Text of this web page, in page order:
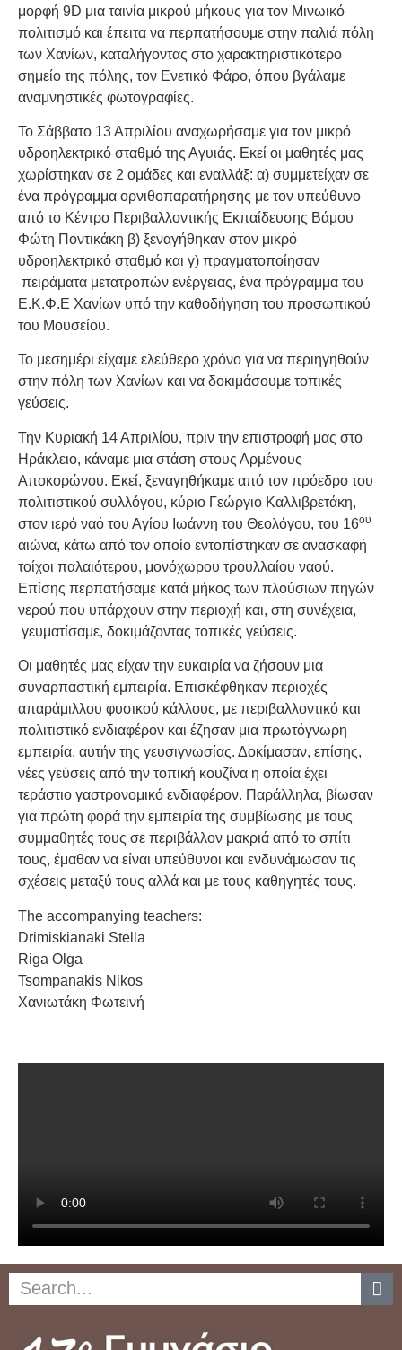
μορφή 9D μια ταινία μικρού μήκους για τον Μινωικό
πολιτισμό και έπειτα να περπατήσουμε στην παλιά πόλη
των Χανίων, καταλήγοντας στο χαρακτηριστικότερο
σημείο της πόλης, τον Ενετικό Φάρο, όπου βγάλαμε
αναμνηστικές φωτογραφίες.
Το Σάββατο 13 Απριλίου αναχωρήσαμε για τον μικρό
υδροηλεκτρικό σταθμό της Αγυιάς. Εκεί οι μαθητές μας
χωρίστηκαν σε 2 ομάδες και εναλλάξ: α) συμμετείχαν σε
ένα πρόγραμμα ορνιθοπαρατήρησης με τον υπεύθυνο
από το Κέντρο Περιβαλλοντικής Εκπαίδευσης Βάμου
Φώτη Ποντικάκη β) ξεναγήθηκαν στον μικρό
υδροηλεκτρικό σταθμό και γ) πραγματοποίησαν
πειράματα μετατροπών ενέργειας, ένα πρόγραμμα του
Ε.Κ.Φ.Ε Χανίων υπό την καθοδήγηση του προσωπικού
του Μουσείου.
Το μεσημέρι είχαμε ελεύθερο χρόνο για να περιηγηθούν
στην πόλη των Χανίων και να δοκιμάσουμε τοπικές
γεύσεις.
Την Κυριακή 14 Απριλίου, πριν την επιστροφή μας στο
Ηράκλειο, κάναμε μια στάση στους Αρμένους
Αποκορώνου. Εκεί, ξεναγηθήκαμε από τον πρόεδρο του
πολιτιστικού συλλόγου, κύριο Γεώργιο Καλλιβρετάκη,
στον ιερό ναό του Αγίου Ιωάννη του Θεολόγου, του 16ου
αιώνα, κάτω από τον οποίο εντοπίστηκαν σε ανασκαφή
τοίχοι παλαιότερου, μονόχωρου τρουλλαίου ναού.
Επίσης περπατήσαμε κατά μήκος των πλούσιων πηγών
νερού που υπάρχουν στην περιοχή και, στη συνέχεια,
γευματίσαμε, δοκιμάζοντας τοπικές γεύσεις.
Οι μαθητές μας είχαν την ευκαιρία να ζήσουν μια
συναρπαστική εμπειρία. Επισκέφθηκαν περιοχές
απαράμιλλου φυσικού κάλλους, με περιβαλλοντικό και
πολιτιστικό ενδιαφέρον και έζησαν μια πρωτόγνωρη
εμπειρία, αυτήν της γευσιγνωσίας. Δοκίμασαν, επίσης,
νέες γεύσεις από την τοπική κουζίνα η οποία έχει
τεράστιο γαστρονομικό ενδιαφέρον. Παράλληλα, βίωσαν
για πρώτη φορά την εμπειρία της συμβίωσης με τους
συμμαθητές τους σε περιβάλλον μακριά από το σπίτι
τους, έμαθαν να είναι υπεύθυνοι και ενδυνάμωσαν τις
σχέσεις μεταξύ τους αλλά και με τους καθηγητές τους.
The accompanying teachers:
Drimiskianaki Stella
Riga Olga
Tsompanakis Nikos
Χανιωτάκη Φωτεινή